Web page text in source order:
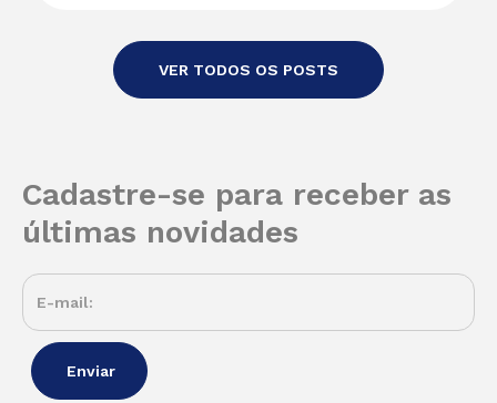
VER TODOS OS POSTS
Cadastre-se para receber as
últimas novidades